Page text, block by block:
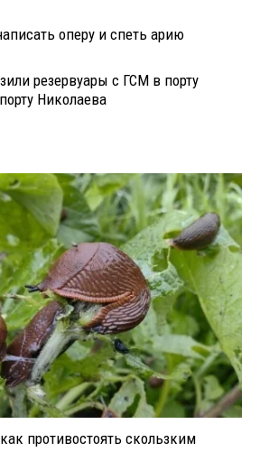
оперу и спеть арию
резервуары с ГСМ в порту
Николаева
противостоять скользким